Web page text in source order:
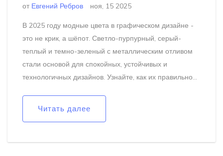
от Евгений Ребров ноя, 15 2025
В 2025 году модные цвета в графическом дизайне -
это не крик, а шёпот. Светло-пурпурный, серый-
теплый и темно-зеленый с металлическим отливом
стали основой для спокойных, устойчивых и
технологичных дизайнов. Узнайте, как их правильно
Читать далее